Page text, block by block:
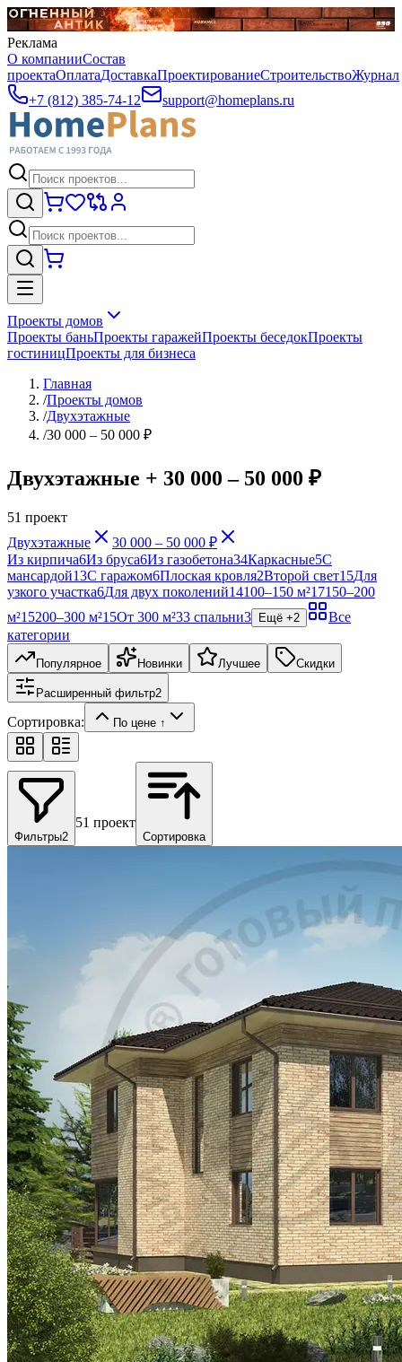
Реклама
О компанииСостав
проектаОплатаДоставкаПроектированиеСтроительствоЖурнал
+7 (812) 385-74-12
support@homeplans.ru
Проекты домов
Проекты баньПроекты гаражейПроекты беседокПроекты
гостиницПроекты для бизнеса
Главная
/Проекты домов
/Двухэтажные
/30 000 – 50 000 ₽
Двухэтажные + 30 000 – 50 000 ₽
51 проект
Двухэтажные
30 000 – 50 000 ₽
Из кирпича6Из бруса6Из газобетона34Каркасные5С
мансардой13С гаражом6Плоская кровля2Второй свет15Для
узкого участка6Для двух поколений14100–150 м²17150–200
м²15200–300 м²15От 300 м²33 спальни3 Ещё +2
Все
категории
Популярное Новинки Лучшее Скидки
Расширенный фильтр2
Сортировка: По цене ↑
Фильтры2
51 проект
Сортировка